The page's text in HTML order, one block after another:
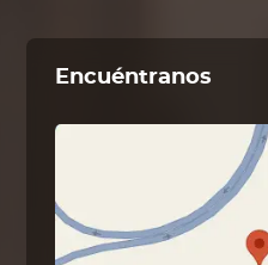
Encuéntranos